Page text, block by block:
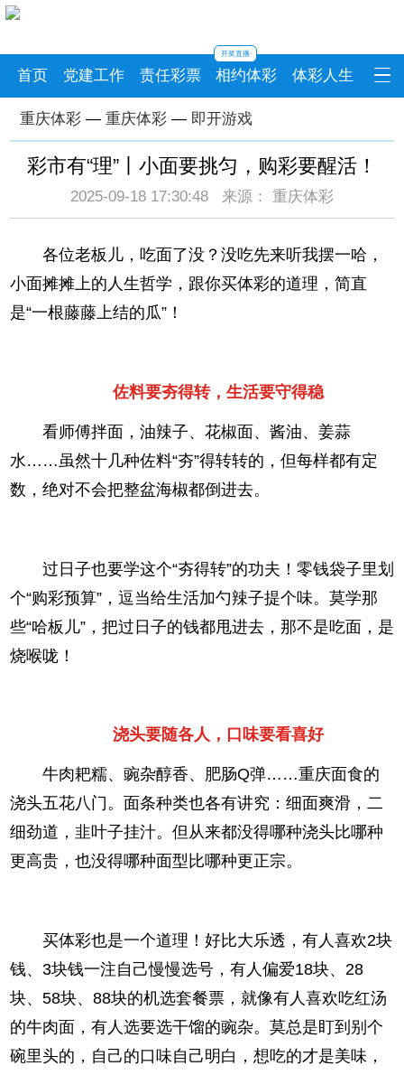
首页 党建工作 责任彩票 相约体彩
开奖直播
体彩人生
重庆体彩— 重庆体彩— 即开游戏
彩市有“理”丨小面要挑匀，购彩要醒活！
2025-09-18 17:30:48 来源： 重庆体彩
各位老板儿，吃面了没？没吃先来听我摆一哈，
小面摊摊上的人生哲学，跟你买体彩的道理，简直
是“一根藤藤上结的瓜”！
佐料要夯得转，生活要守得稳
看师傅拌面，油辣子、花椒面、酱油、姜蒜
水……虽然十几种佐料“夯”得转转的，但每样都有定
数，绝对不会把整盆海椒都倒进去。
过日子也要学这个“夯得转”的功夫！零钱袋子里划
个“购彩预算”，逗当给生活加勺辣子提个味。莫学那
些“哈板儿”，把过日子的钱都甩进去，那不是吃面，是
烧喉咙！
浇头要随各人，口味要看喜好
牛肉耙糯、豌杂醇香、肥肠Q弹……重庆面食的
浇头五花八门。面条种类也各有讲究：细面爽滑，二
细劲道，韭叶子挂汁。但从来都没得哪种浇头比哪种
更高贵，也没得哪种面型比哪种更正宗。
买体彩也是一个道理！好比大乐透，有人喜欢2块
钱、3块钱一注自己慢慢选号，有人偏爱18块、28
块、58块、88块的机选套餐票，就像有人喜欢吃红汤
的牛肉面，有人选要选干馏的豌杂。莫总是盯到别个
碗里头的，自己的口味自己明白，想吃的才是美味，